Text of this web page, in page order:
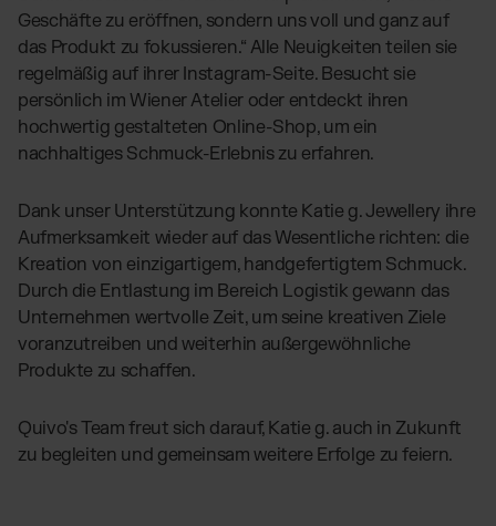
Geschäfte zu eröffnen, sondern uns voll und ganz auf
das Produkt zu fokussieren.“ Alle Neuigkeiten teilen sie
regelmäßig auf ihrer Instagram-Seite. Besucht sie
persönlich im Wiener Atelier oder entdeckt ihren
hochwertig gestalteten Online-Shop, um ein
nachhaltiges Schmuck-Erlebnis zu erfahren.
Dank unser Unterstützung konnte Katie g. Jewellery ihre
Aufmerksamkeit wieder auf das Wesentliche richten: die
Kreation von einzigartigem, handgefertigtem Schmuck.
Durch die Entlastung im Bereich Logistik gewann das
Unternehmen wertvolle Zeit, um seine kreativen Ziele
voranzutreiben und weiterhin außergewöhnliche
Produkte zu schaffen.
Quivo's Team freut sich darauf, Katie g. auch in Zukunft
zu begleiten und gemeinsam weitere Erfolge zu feiern.